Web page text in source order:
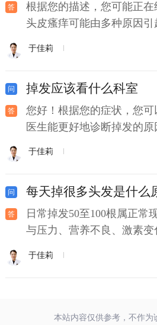
根据您的描述，您可能正在
头皮瘙痒可能由多种原因
于佳莉
掉发应该看什么科室
您好！根据您的症状，您
医生能更好地诊断掉发的
于佳莉
每天掉很多头发是什么
日常掉发50至100根属正常
与压力、营养不良、激素变
于佳莉
本站内容仅供参考，不作为